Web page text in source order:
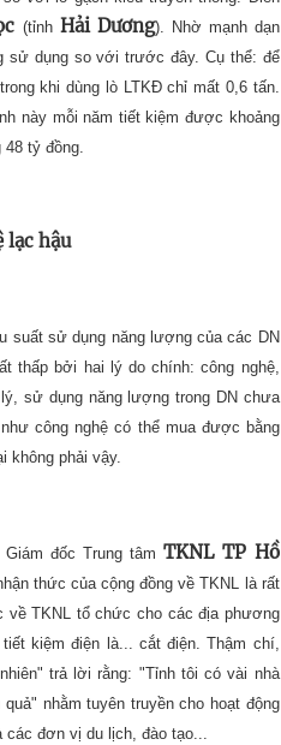
(tỉnh Hải Dương). Nhờ mạnh dạn
sử dụng so với trước đây. Cụ thể: để
khi dùng lò LTKĐ chỉ mất 0,6 tấn.
này mỗi năm tiết kiệm được khoảng
tỷ đồng.
lạc hậu
suất sử dụng năng lượng của các DN
thấp bởi hai lý do chính: công nghệ,
sử dụng năng lượng trong DN chưa
công nghệ có thể mua được bằng
không phải vậy.
Giám đốc Trung tâmTKNL TP Hồ
thức của cộng đồng về TKNL là rất
về TKNL tổ chức cho các địa phương
kiệm điện là... cắt điện. Thậm chí,
trả lời rằng: "Tỉnh tôi có vài nhà
nhằm tuyên truyền cho hoạt động
các đơn vị du lịch, đào tạo...